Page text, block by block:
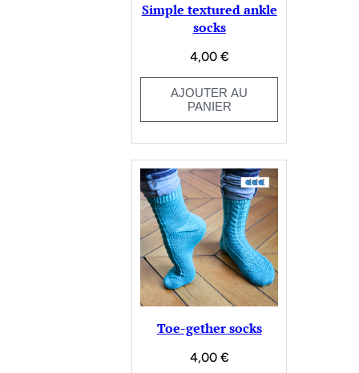
Simple textured ankle
socks
4,00 €
AJOUTER AU
PANIER
Toe-gether socks
4,00 €